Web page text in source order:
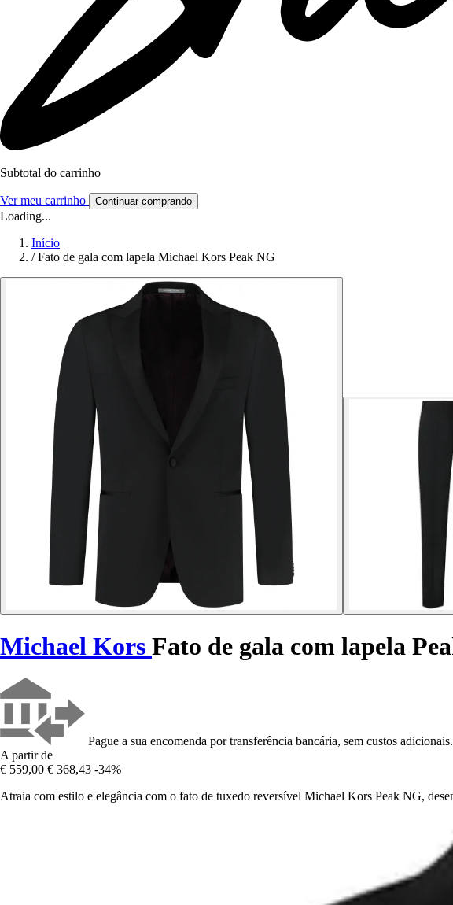
Subtotal do carrinho
Ver meu carrinho Continuar comprando
Loading...
Início
/ Fato de gala com lapela Michael Kors Peak NG
Michael Kors Fato de gala com lapela
Pague a sua encomenda por transferência bancária, sem custos adicionais.
A partir de
€ 559,00 € 368,43 -34%
Atraia com estilo e elegância com o fato de tuxedo reversível Michael Kors Peak NG,